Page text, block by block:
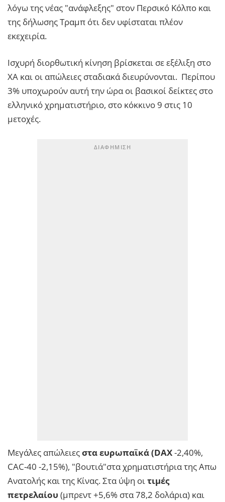
λόγω της νέας "ανάφλεξης" στον Περσικό Κόλπο και
της δήλωσης Τραμπ ότι δεν υφίσταται πλέον
εκεχειρία.
Ισχυρή διορθωτική κίνηση βρίσκεται σε εξέλιξη στο
ΧΑ και οι απώλειες σταδιακά διευρύνονται. Περίπου
3% υποχωρούν αυτή την ώρα οι βασικοί δείκτες στο
ελληνικό χρηματιστήριο, στο κόκκινο 9 στις 10
μετοχές.
Μεγάλες απώλειεςστα ευρωπαϊκά (DAX-2,40%,
CAC-40 -2,15%), "βουτιά"στα χρηματιστήρια της Απω
Ανατολής και της Κίνας. Στα ύψη οιτιμές
πετρελαίου (μπρεντ +5,6% στα 78,2 δολάρια) και